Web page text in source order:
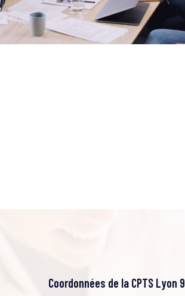
Coordonnées de la CPTS Lyon 9